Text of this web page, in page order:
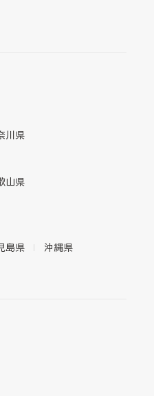
川県
山県
島県 沖縄県